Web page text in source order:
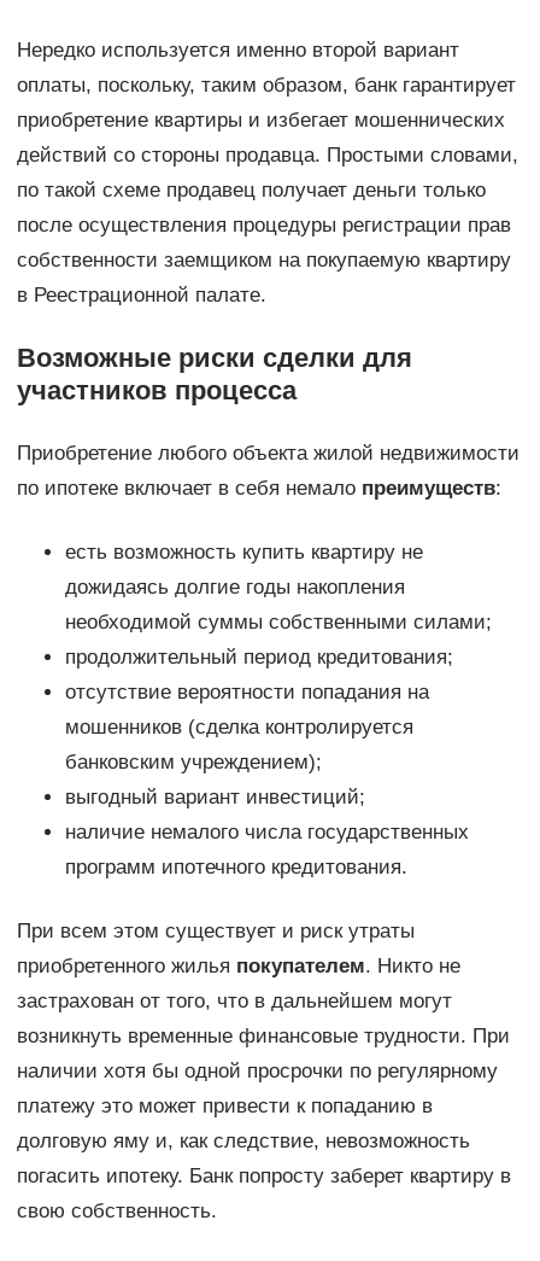
Нередко используется именно второй вариант
оплаты, поскольку, таким образом, банк гарантирует
приобретение квартиры и избегает мошеннических
действий со стороны продавца. Простыми словами,
по такой схеме продавец получает деньги только
после осуществления процедуры регистрации прав
собственности заемщиком на покупаемую квартиру
в Реестрационной палате.
Возможные риски сделки для
участников процесса
Приобретение любого объекта жилой недвижимости
по ипотеке включает в себя немало преимуществ:
есть возможность купить квартиру не
дожидаясь долгие годы накопления
необходимой суммы собственными силами;
продолжительный период кредитования;
отсутствие вероятности попадания на
мошенников (сделка контролируется
банковским учреждением);
выгодный вариант инвестиций;
наличие немалого числа государственных
программ ипотечного кредитования.
При всем этом существует и риск утраты
приобретенного жилья покупателем. Никто не
застрахован от того, что в дальнейшем могут
возникнуть временные финансовые трудности. При
наличии хотя бы одной просрочки по регулярному
платежу это может привести к попаданию в
долговую яму и, как следствие, невозможность
погасить ипотеку. Банк попросту заберет квартиру в
свою собственность.